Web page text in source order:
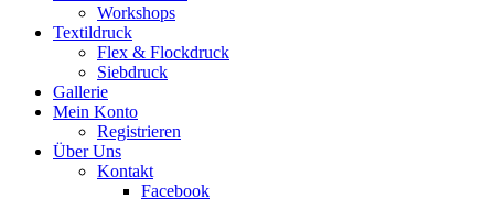
Workshops
Textildruck
Flex & Flockdruck
Siebdruck
Gallerie
Mein Konto
Registrieren
Über Uns
Kontakt
Facebook